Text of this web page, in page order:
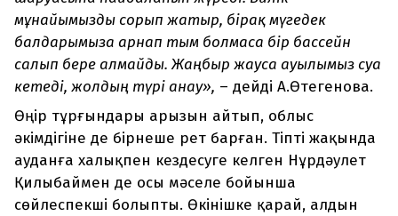
мұнайымызды сорып жатыр, бірақ мүгедек
балдарымызға арнап тым болмаса бір бассейн
салып бере алмайды. Жаңбыр жауса ауылымыз суға
кетеді, жолдың түрі анау», – дейді А.Өтегенова.
Өңір тұрғындары арызын айтып, облыс
әкімдігіне де бірнеше рет барған. Тіпті жақында
ауданға халықпен кездесуге келген Нұрдәулет
Қилыбаймен де осы мәселе бойынша
сөйлеспекші болыпты. Өкінішке қарай, алдын